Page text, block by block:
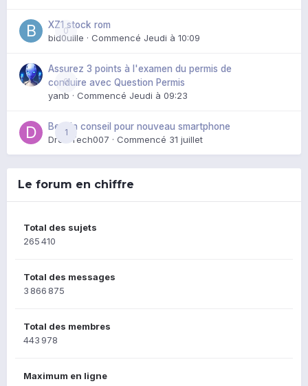
0
XZ1 stock rom
bid0uille · Commencé Jeudi à 10:09
0
Assurez 3 points à l'examen du permis de
conduire avec Question Permis
yanb · Commencé Jeudi à 09:23
1
Besoin conseil pour nouveau smartphone
DroidTech007 · Commencé 31 juillet
Le forum en chiffre
Total des sujets
265 410
Total des messages
3 866 875
Total des membres
443 978
Maximum en ligne